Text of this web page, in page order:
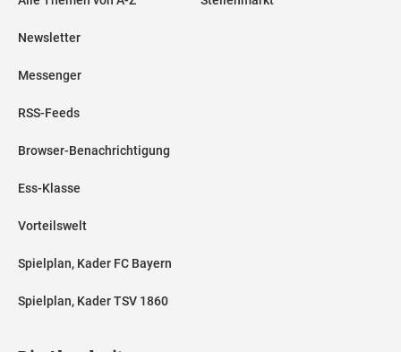
Newsletter
Messenger
RSS-Feeds
Browser-Benachrichtigung
Ess-Klasse
Vorteilswelt
Spielplan, Kader FC Bayern
Spielplan, Kader TSV 1860